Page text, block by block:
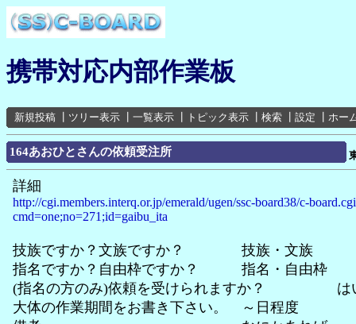
携帯対応内部作業板
新規投稿 ツリー表示 一覧表示 トピック表示 検索 設定 ホー
164あおひとさんの依頼受注所
詳細
http://cgi.members.interq.or.jp/emerald/ugen/ssc-board38/c-
cmd=one;no=271;id=gaibu_ita
技族ですか？文族ですか？ 技族・文族
指名ですか？自由枠ですか？ 指名・自由枠
(指名の方のみ)依頼を受けられますか？ は
大体の作業期間をお書き下さい。 ～日程度